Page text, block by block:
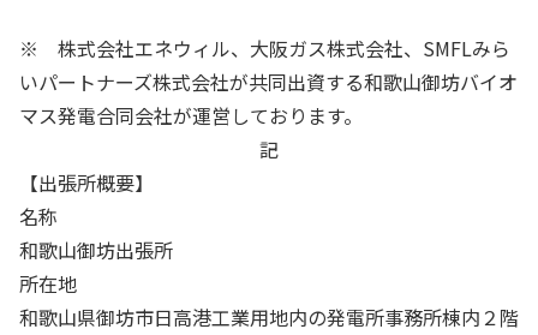
※ 株式会社エネウィル、大阪ガス株式会社、SMFLみら
いパートナーズ株式会社が共同出資する和歌山御坊バイオ
マス発電合同会社が運営しております。
記
【出張所概要】
名称
和歌山御坊出張所
所在地
和歌山県御坊市日高港工業用地内の発電所事務所棟内２階